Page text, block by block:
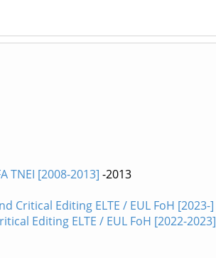
TNEI [2008-2013] -2013
Critical Editing ELTE / EUL FoH [2023-]
Editing ELTE / EUL FoH [2022-2023]